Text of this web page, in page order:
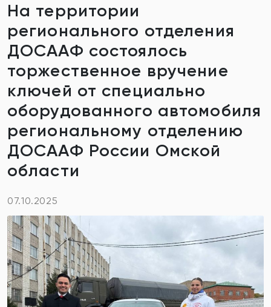
На территории
регионального отделения
ДОСААФ состоялось
торжественное вручение
ключей от специально
оборудованного автомобиля
региональному отделению
ДОСААФ России Омской
области
07.10.2025